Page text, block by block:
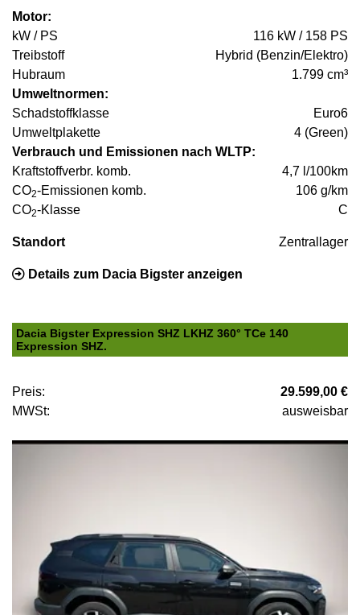
Motor:
kW / PS
116 kW / 158 PS
Treibstoff
Hybrid (Benzin/Elektro)
Hubraum
1.799 cm³
Umweltnormen:
Schadstoffklasse
Euro6
Umweltplakette
4 (Green)
Verbrauch und Emissionen nach WLTP:
Kraftstoffverbr. komb.
4,7 l/100km
CO2-Emissionen komb.
106 g/km
CO2-Klasse C
Standort Zentrallager
Details zum Dacia Bigster anzeigen
Dacia Bigster Expression SHZ LKHZ 360° TCe 140
Expression SHZ.
Preis:
29.599,00 €
MWSt:
ausweisbar